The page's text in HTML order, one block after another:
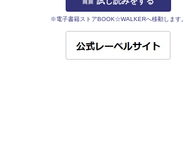
※電子書籍ストアBOOK☆WALKERへ移動します。